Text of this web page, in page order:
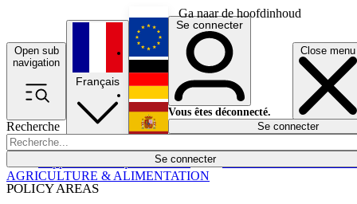
Ga naar de hoofdinhoud
Open sub
navigation
Close menu
Recherche
Se connecter
POLICY AREAS
Économie
Français
English
Deutsch
Español
Se connecter
Vous êtes déconnecté.
Se connecter
AGRICULTURE & ALIMENTATION